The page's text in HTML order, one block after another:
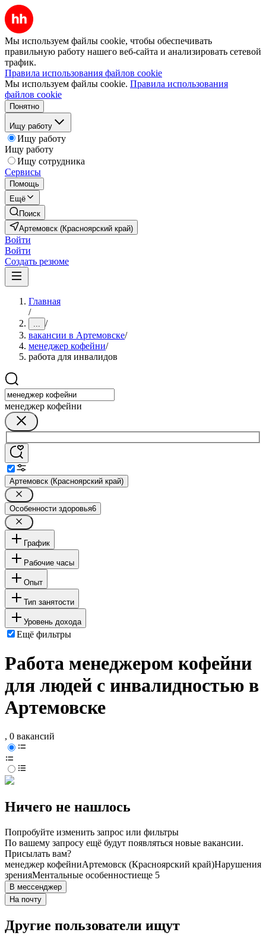
Мы используем файлы cookie, чтобы обеспечивать
правильную работу нашего веб-сайта и анализировать сетевой
трафик.
Правила использования файлов cookie
Мы используем файлы cookie. Правила использования
файлов cookie
Понятно
Ищу работу
Ищу работу
Ищу работу
Ищу сотрудника
Сервисы
Помощь
Ещё
Поиск
Артемовск (Красноярский край)
Войти
Войти
Создать резюме
Главная
/
... /
вакансии в Артемовске/
менеджер кофейни/
работа для инвалидов
менеджер кофейни
Артемовск (Красноярский край)
Особенности здоровья6
График
Рабочие часы
Опыт
Тип занятости
Уровень дохода
Ещё фильтры
Работа менеджером кофейни
для людей с инвалидностью в
Артемовске
, 0 вакансий
Ничего не нашлось
Попробуйте изменить запрос или фильтры
По вашему запросу ещё будут появляться новые вакансии.
Присылать вам?
менеджер кофейниАртемовск (Красноярский край)Нарушения
зренияМентальные особенностиеще 5
В мессенджер
На почту
Другие пользователи ищут